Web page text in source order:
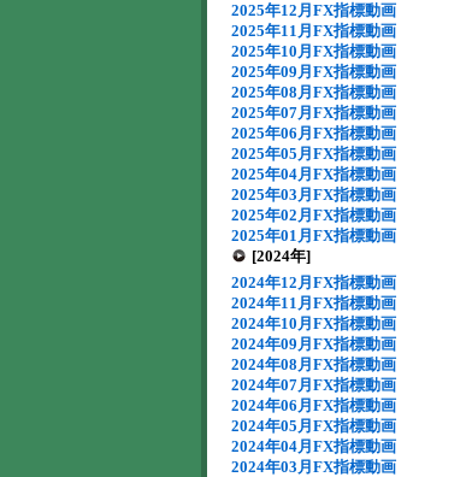
2025年12月FX指標動画
2025年11月FX指標動画
2025年10月FX指標動画
2025年09月FX指標動画
2025年08月FX指標動画
2025年07月FX指標動画
2025年06月FX指標動画
2025年05月FX指標動画
2025年04月FX指標動画
2025年03月FX指標動画
2025年02月FX指標動画
2025年01月FX指標動画
[2024年]
2024年12月FX指標動画
2024年11月FX指標動画
2024年10月FX指標動画
2024年09月FX指標動画
2024年08月FX指標動画
2024年07月FX指標動画
2024年06月FX指標動画
2024年05月FX指標動画
2024年04月FX指標動画
2024年03月FX指標動画